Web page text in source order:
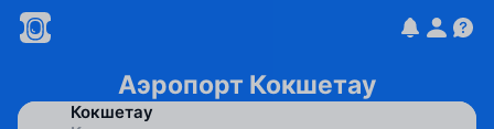
Аэропорт Кокшетау